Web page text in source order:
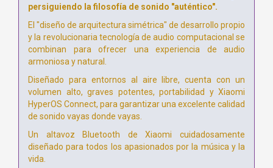
persiguiendo la filosofía de sonido "auténtico".
El "diseño de arquitectura simétrica" de desarrollo propio
y la revolucionaria tecnología de audio computacional se
combinan para ofrecer una experiencia de audio
armoniosa y natural.
Diseñado para entornos al aire libre, cuenta con un
volumen alto, graves potentes, portabilidad y Xiaomi
HyperOS Connect, para garantizar una excelente calidad
de sonido vayas donde vayas.
Un altavoz Bluetooth de Xiaomi cuidadosamente
diseñadopara todos los apasionados por la música y la
vida.